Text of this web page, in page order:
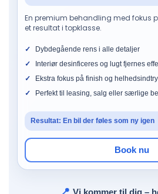
En premium behandling med fokus
et resultat i topklasse.
Dybdegående rens i alle detaljer
Interiør desinficeres og lugt fjernes
Ekstra fokus på finish og
Perfekt til leasing, salg eller særlige
Resultat: En bil der føles som ny igen
Book nu
Vi kommer til dig –